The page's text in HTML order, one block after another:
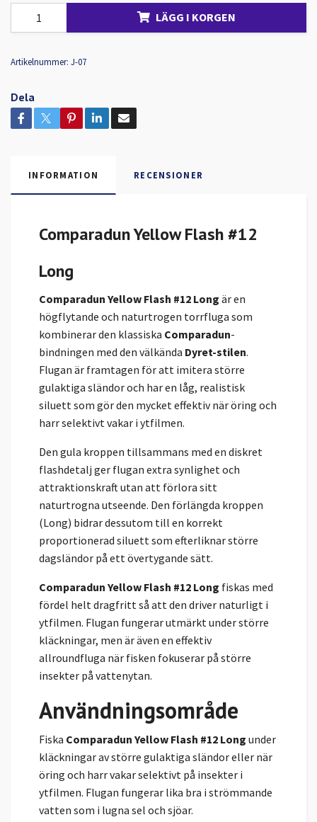
LÄGG I KORGEN
Artikelnummer: J-07
Dela
INFORMATION RECENSIONER
Comparadun Yellow Flash #12
Long
Comparadun Yellow Flash #12 Long är en
högflytande och naturtrogen torrfluga som
kombinerar den klassiska Comparadun-
bindningen med den välkända Dyret-stilen.
Flugan är framtagen för att imitera större
gulaktiga sländor och har en låg, realistisk
siluett som gör den mycket effektiv när öring och
harr selektivt vakar i ytfilmen.
Den gula kroppen tillsammans med en diskret
flashdetalj ger flugan extra synlighet och
attraktionskraft utan att förlora sitt
naturtrogna utseende. Den förlängda kroppen
(Long) bidrar dessutom till en korrekt
proportionerad siluett som efterliknar större
dagsländor på ett övertygande sätt.
Comparadun Yellow Flash #12 Long fiskas med
fördel helt dragfritt så att den driver naturligt i
ytfilmen. Flugan fungerar utmärkt under större
kläckningar, men är även en effektiv
allroundfluga när fisken fokuserar på större
insekter på vattenytan.
Användningsområde
Fiska Comparadun Yellow Flash #12 Long under
kläckningar av större gulaktiga sländor eller när
öring och harr vakar selektivt på insekter i
ytfilmen. Flugan fungerar lika bra i strömmande
vatten som i lugna sel och sjöar.